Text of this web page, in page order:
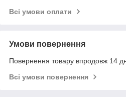
Всі умови оплати
Умови повернення
Повернення товару впродовж 14
Всі умови повернення